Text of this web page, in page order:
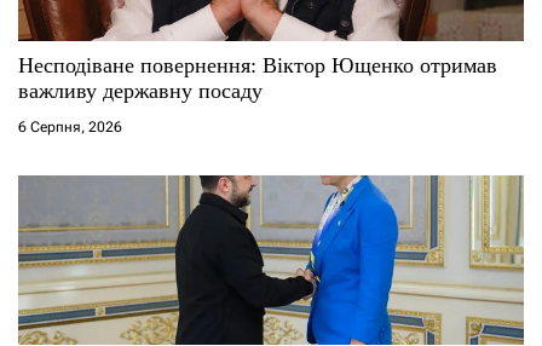
Несподіване повернення: Віктор Ющенко отримав
важливу державну посаду
6 Серпня, 2026